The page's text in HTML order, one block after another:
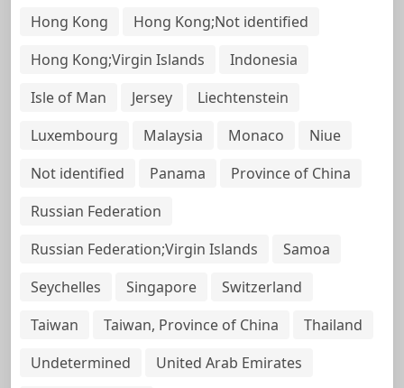
Hong Kong
Hong Kong;Not identified
Hong Kong;Virgin Islands
Indonesia
Isle of Man
Jersey
Liechtenstein
Luxembourg
Malaysia Monaco
Niue
Not identified
Panama
Province of China
Russian Federation
Russian Federation;Virgin Islands
Samoa
Seychelles
Singapore
Switzerland
Taiwan
Taiwan, Province of China
Thailand
Undetermined
United Arab Emirates